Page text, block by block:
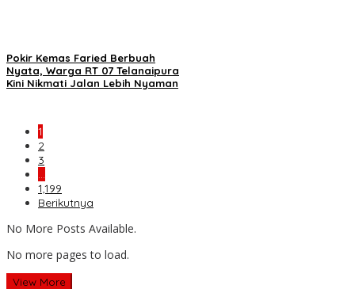
Pokir Kemas Faried Berbuah
Nyata, Warga RT 07 Telanaipura
Kini Nikmati Jalan Lebih Nyaman
1
2
3
…
1,199
Berikutnya
No More Posts Available.
No more pages to load.
View More